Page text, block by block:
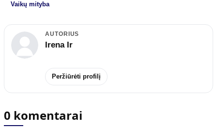
Vaikų mityba
AUTORIUS
Irena Ir
Peržiūrėti profilį
0 komentarai